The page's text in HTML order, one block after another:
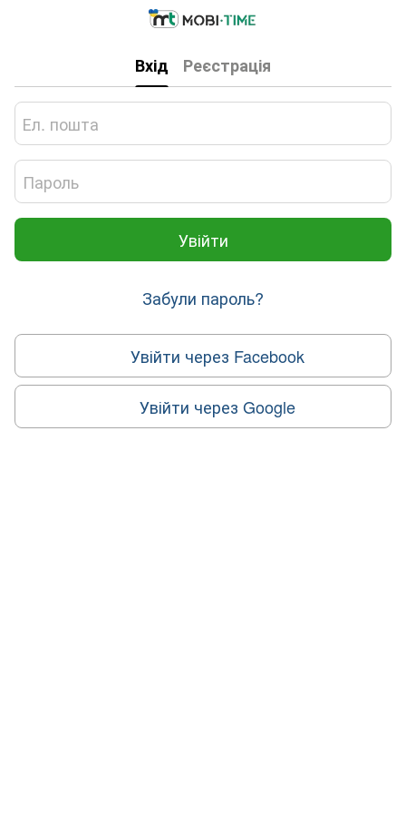
Вхід Реєстрація
Увійти
Забули пароль?
Увійти через Facebook
Увійти через Google